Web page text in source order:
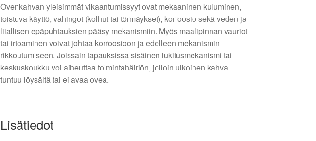
Ovenkahvan yleisimmät vikaantumissyyt ovat mekaaninen kuluminen,
toistuva käyttö, vahingot (kolhut tai törmäykset), korroosio sekä veden ja
liiallisen epäpuhtauksien pääsy mekanismiin. Myös maalipinnan vauriot
tai irtoaminen voivat johtaa korroosioon ja edelleen mekanismin
rikkoutumiseen. Joissain tapauksissa sisäinen lukitusmekanismi tai
keskuskoukku voi aiheuttaa toimintahäiriön, jolloin ulkoinen kahva
tuntuu löysältä tai ei avaa ovea.
Lisätiedot